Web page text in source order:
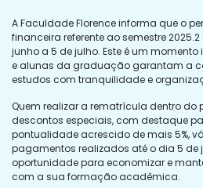
A Faculdade Florence informa que o
financeira referente ao semestre
junho a 5 de julho. Este é um
e alunas da graduação garantam a
estudos com tranquilidade e
Quem realizar a rematrícula dentro do
descontos especiais, com destaque
pontualidade acrescido de mais 5%,
pagamentos realizados até o dia 5 de
oportunidade para economizar e
com a sua formação acadêmica.